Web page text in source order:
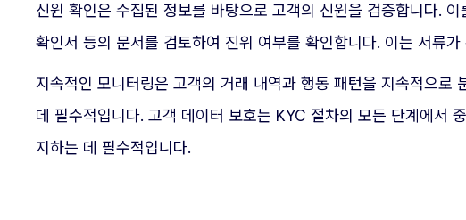
신원 확인은 수집된 정보를 바탕으로 고객의 신원을 검증합니다. 이
확인서 등의 문서를 검토하여 진위 여부를 확인합니다. 이는 서류
지속적인 모니터링은 고객의 거래 내역과 행동 패턴을 지속적으로
데 필수적입니다. 고객 데이터 보호는 KYC 절차의 모든 단계에서
지하는 데 필수적입니다.